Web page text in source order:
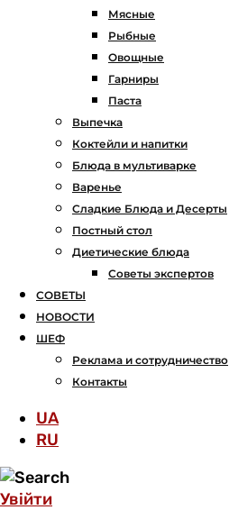
Мясные
Рыбные
Овощные
Гарниры
Паста
Выпечка
Коктейли и напитки
Блюда в мультиварке
Варенье
Сладкие Блюда и Десерты
Постный стол
Диетические блюда
Советы экспертов
СОВЕТЫ
НОВОСТИ
ШЕФ
Реклама и сотрудничество
Контакты
UA
RU
Увійти